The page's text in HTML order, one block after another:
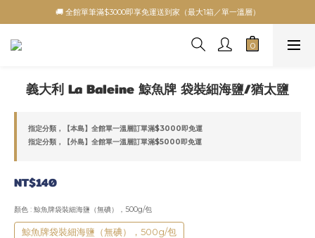
🚚 全館單筆滿$3000即享免運送到家（最大1箱／單一溫層）
義大利 La Baleine 鯨魚牌 袋裝細海鹽/猶太鹽
指定分類，【本島】全館單一溫層訂單滿$3000即免運
指定分類，【外島】全館單一溫層訂單滿$5000即免運
NT$140
顏色 : 鯨魚牌袋裝細海鹽（無碘），500g/包
鯨魚牌袋裝細海鹽（無碘），500g/包